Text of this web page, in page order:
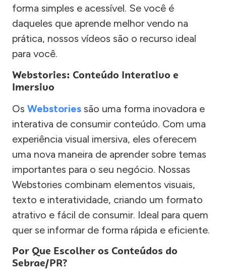
forma simples e acessível. Se você é
daqueles que aprende melhor vendo na
prática, nossos vídeos são o recurso ideal
para você.
Webstories: Conteúdo Interativo e
Imersivo
Os Webstories são uma forma inovadora e
interativa de consumir conteúdo. Com uma
experiência visual imersiva, eles oferecem
uma nova maneira de aprender sobre temas
importantes para o seu negócio. Nossas
Webstories combinam elementos visuais,
texto e interatividade, criando um formato
atrativo e fácil de consumir. Ideal para quem
quer se informar de forma rápida e eficiente.
Por Que Escolher os Conteúdos do
Sebrae/PR?